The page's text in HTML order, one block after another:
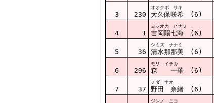
3 230
オオクボ サキ
大久保咲希 (6)
4 1
ヨシオカ ヒナミ
吉岡陽七海 (6)
5 36
シミズ ナナミ
清水那那美 (6)
6 296
モリ イチカ
森 一華 (6)
7 37
ノダ ナオ
野田 奈緒 (6)
ジンノ ニコ